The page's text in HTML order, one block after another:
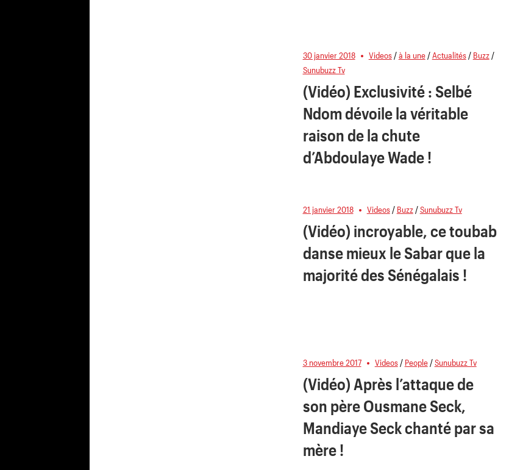
30 janvier 2018 Videos/à la une/Actualités/ Buzz/
Sunubuzz Tv
(Vidéo) Exclusivité : Selbé
Ndom dévoile la véritable
raison de la chute
d’Abdoulaye Wade !
21 janvier 2018 Videos/ Buzz/Sunubuzz Tv
(Vidéo) incroyable, ce toubab
danse mieux le Sabar que la
majorité des Sénégalais !
3 novembre 2017 Videos/ People/Sunubuzz Tv
(Vidéo) Après l’attaque de
son père Ousmane Seck,
Mandiaye Seck chanté par sa
mère !